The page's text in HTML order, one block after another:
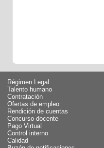
Régimen Legal
Talento humano
Contratación
Ofertas de empleo
Rendición de cuentas
Concurso docente
Pago Virtual
Control interno
Calidad